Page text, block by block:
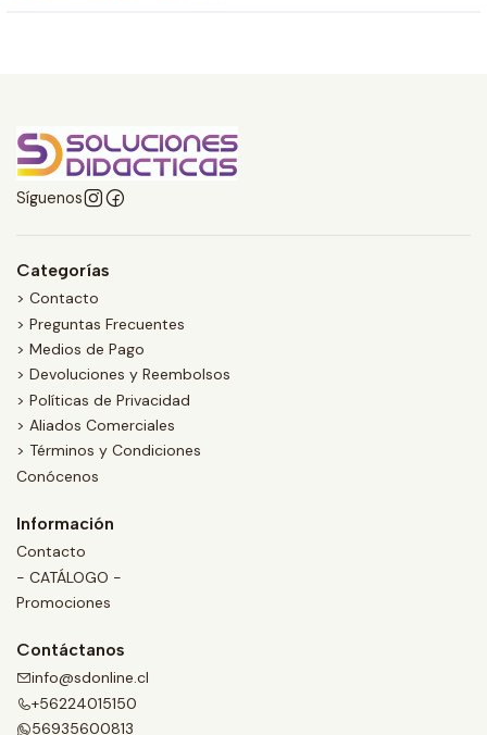
Síguenos
Categorías
> Contacto
> Preguntas Frecuentes
> Medios de Pago
> Devoluciones y Reembolsos
> Políticas de Privacidad
> Aliados Comerciales
> Términos y Condiciones
Conócenos
Información
Contacto
- CATÁLOGO -
Promociones
Contáctanos
info@sdonline.cl
+56224015150
56935600813